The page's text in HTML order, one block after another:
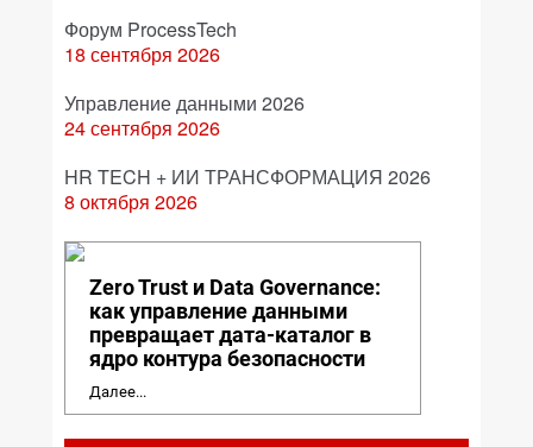
Форум ProcessTech
18 сентября 2026
Управление данными 2026
24 сентября 2026
HR TECH + ИИ ТРАНСФОРМАЦИЯ 2026
8 октября 2026
Zero Trust и Data Governance:
как управление данными
превращает дата-каталог в
ядро контура безопасности
Далее...